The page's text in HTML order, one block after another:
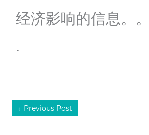
经济影响的信息。。
.
← Previous Post